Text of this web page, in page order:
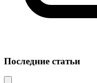
Последние статьи